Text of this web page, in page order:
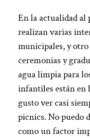
En la actualidad al
realizan varias
municipales, y
ceremonias y
agua limpia para
infantiles están en
gusto ver casi
picnics. No puedo
como un factor